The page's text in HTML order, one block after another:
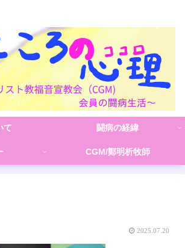
て 闘病の経緯
CGM/鄭明析牧師
2025.07.20